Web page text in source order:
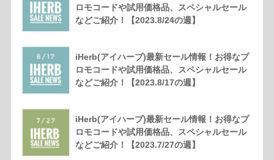
ロモコードや試用価格品、スペシャルセール
などご紹介！【2023.8/24の週】
iHerb(アイハーブ)最新セール情報！お得なプ
ロモコードや試用価格品、スペシャルセール
などご紹介！【2023.8/17の週】
iHerb(アイハーブ)最新セール情報！お得なプ
ロモコードや試用価格品、スペシャルセール
などご紹介！【2023.7/27の週】